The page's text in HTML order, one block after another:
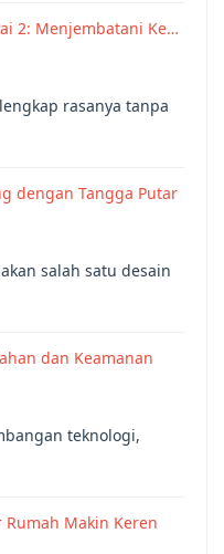
2: Menjembatani Ke…
rasanya tanpa
dengan Tangga Putar
salah satu desain
dan Keamanan
teknologi,
Rumah Makin Keren